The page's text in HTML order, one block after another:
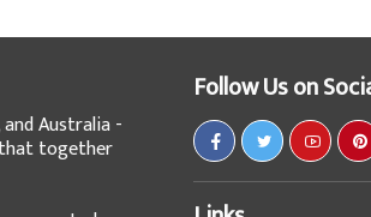
Australia -
together
Follow Us on